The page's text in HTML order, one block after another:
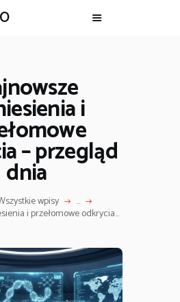
i
– przegląd
dnia
wpisy ...
i przełomowe odkrycia...